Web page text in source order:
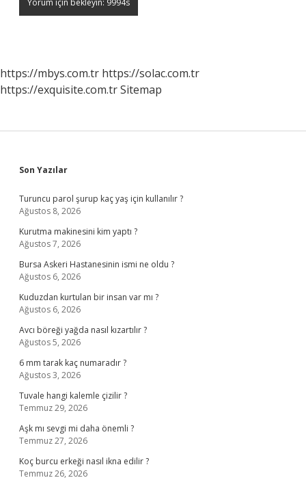
https://mbys.com.tr https://solac.com.tr
https://exquisite.com.trSitemap
Sidebar
Son Yazılar
Turuncu parol şurup kaç yaş için kullanılır ?
Ağustos 8, 2026
Kurutma makinesini kim yaptı ?
Ağustos 7, 2026
Bursa Askeri Hastanesinin ismi ne oldu ?
Ağustos 6, 2026
Kuduzdan kurtulan bir insan var mı ?
Ağustos 6, 2026
Avcı böreği yağda nasıl kızartılır ?
Ağustos 5, 2026
6 mm tarak kaç numaradır ?
Ağustos 3, 2026
Tuvale hangi kalemle çizilir ?
Temmuz 29, 2026
Aşk mı sevgi mi daha önemli ?
Temmuz 27, 2026
Koç burcu erkeği nasıl ikna edilir ?
Temmuz 26, 2026